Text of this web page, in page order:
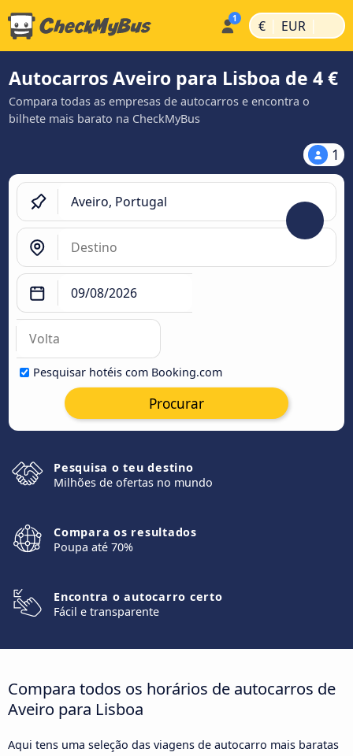
€ | EUR |
Autocarros Aveiro para Lisboa de 4 €
Compara todas as empresas de autocarros e encontra o
bilhete mais barato na CheckMyBus
1
Pesquisar hotéis com Booking.com
Procurar
Pesquisa o teu destino
Milhões de ofertas no mundo
Compara os resultados
Poupa até 70%
Encontra o autocarro certo
Fácil e transparente
Compara todos os horários de autocarros de
Aveiro para Lisboa
Aqui tens uma seleção das viagens de autocarro mais baratas